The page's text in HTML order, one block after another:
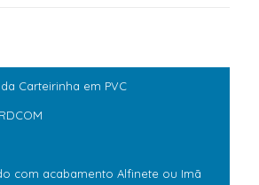
Carteirinha em PVC
com acabamento Alfinete ou Imã